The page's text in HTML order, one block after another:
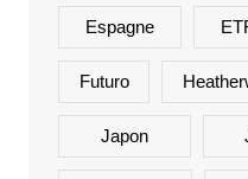
Espagne
Futuro
Japon